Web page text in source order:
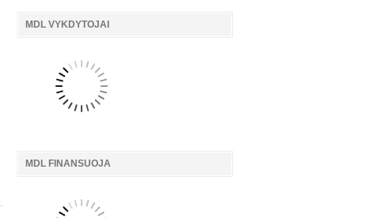
MDL VYKDYTOJAI
MDL FINANSUOJA